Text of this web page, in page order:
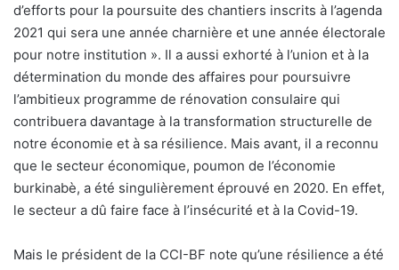
d’efforts pour la poursuite des chantiers inscrits à l’agenda
2021 qui sera une année charnière et une année électorale
pour notre institution ». Il a aussi exhorté à l’union et à la
détermination du monde des affaires pour poursuivre
l’ambitieux programme de rénovation consulaire qui
contribuera davantage à la transformation structurelle de
notre économie et à sa résilience. Mais avant, il a reconnu
que le secteur économique, poumon de l’économie
burkinabè, a été singulièrement éprouvé en 2020. En effet,
le secteur a dû faire face à l’insécurité et à la Covid-19.
Mais le président de la CCI-BF note qu’une résilience a été